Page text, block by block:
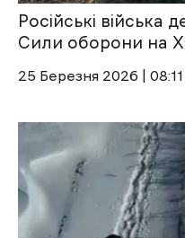
Російські війська
Сили оборони на
25 Березня 2026 | 08:11